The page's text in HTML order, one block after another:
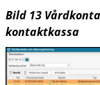
Bild 13
kontaktkassa